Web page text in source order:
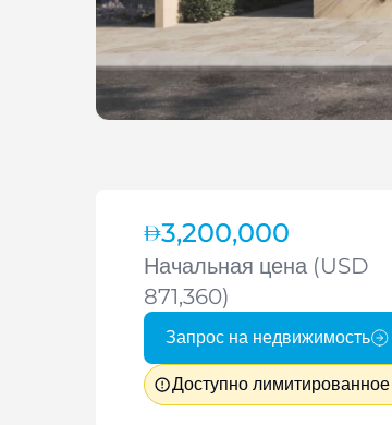
3,200,000
Начальная цена (USD
871,360)
Запрос на недвижимость
Доступно лимитированное